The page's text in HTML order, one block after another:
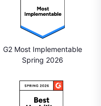
G2 Most Implementable
Spring 2026